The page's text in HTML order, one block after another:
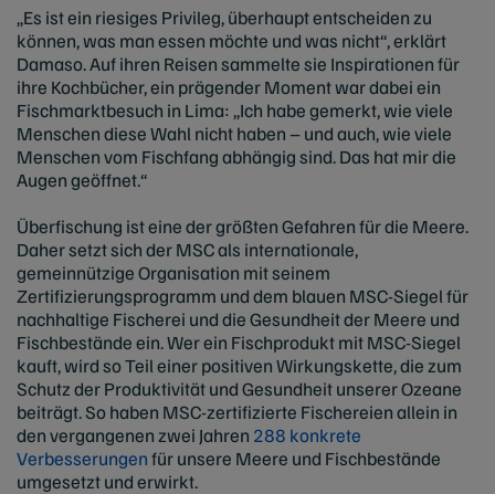
„Es ist ein riesiges Privileg, überhaupt entscheiden zu
können, was man essen möchte und was nicht“, erklärt
Damaso. Auf ihren Reisen sammelte sie Inspirationen für
ihre Kochbücher, ein prägender Moment war dabei ein
Fischmarktbesuch in Lima: „Ich habe gemerkt, wie viele
Menschen diese Wahl nicht haben – und auch, wie viele
Menschen vom Fischfang abhängig sind. Das hat mir die
Augen geöffnet.“
Überfischung ist eine der größten Gefahren für die Meere.
Daher setzt sich der MSC als internationale,
gemeinnützige Organisation mit seinem
Zertifizierungsprogramm und dem blauen MSC-Siegel für
nachhaltige Fischerei und die Gesundheit der Meere und
Fischbestände ein. Wer ein Fischprodukt mit MSC-Siegel
kauft, wird so Teil einer positiven Wirkungskette, die zum
Schutz der Produktivität und Gesundheit unserer Ozeane
beiträgt. So haben MSC-zertifizierte Fischereien allein in
den vergangenen zwei Jahren 288 konkrete
Verbesserungenfür unsere Meere und Fischbestände
umgesetzt und erwirkt.